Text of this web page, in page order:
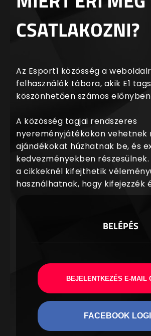
CSATLAKOZNI?
Az Esport1 közösség a
felhasználók tábora, akik E1
köszönhetően számos
A közösség tagjai rendszeres
nyereményjátékokon
ajándékokat húzhatnak be, és
kedvezményekben
a cikkeknél kifejthetik
használhatnak, hogy kifejezzék
BELÉPÉS
BEJELENTKEZÉS E-MAIL
FACEBOOK